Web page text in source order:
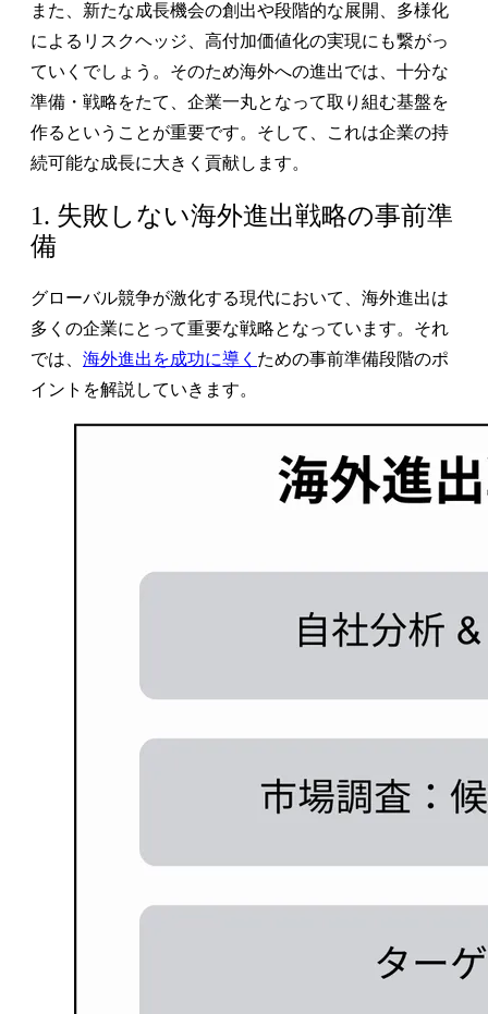
また、新たな成長機会の創出や段階的な展開、多様化
によるリスクヘッジ、高付加価値化の実現にも繋がっ
ていくでしょう。そのため海外への進出では、十分な
準備・戦略をたて、企業一丸となって取り組む基盤を
作るということが重要です。そして、これは企業の持
続可能な成長に大きく貢献します。
1. 失敗しない海外進出戦略の事前準
備
グローバル競争が激化する現代において、海外進出は
多くの企業にとって重要な戦略となっています。それ
では、 海外進出を成功に導く ための事前準備段階のポ
イントを解説していきます。